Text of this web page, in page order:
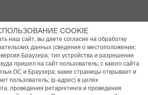
COOKIE
наш сайт, вы даете согласие на обработку
данных (сведения о местоположении;
Браузера; тип устройства и разрешение
пришел на сайт пользователь; с какого сайта
ОС и Браузера; какие страницы открывает и
пользователь; ip-адрес) в целях
проведения ретаргетинга и проведения